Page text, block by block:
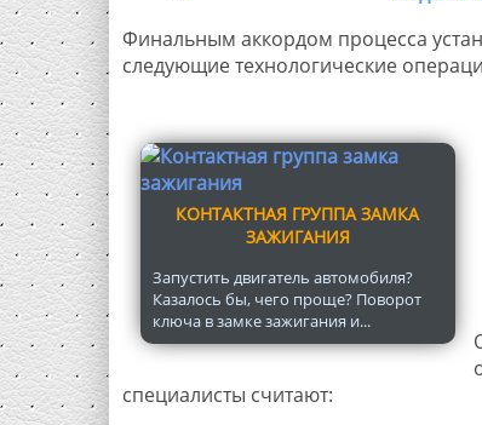
Финальным аккордом процесса
следующие технологические
КОНТАКТНАЯ ГРУППА ЗАМКА
ЗАЖИГАНИЯ
Запустить двигатель автомобиля?
Казалось бы, чего проще? Поворот
ключа в замке зажигания и...
специалисты считают: